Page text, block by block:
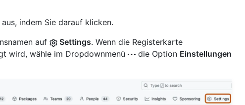
indem Sie darauf klicken.
auf
Settings. Wenn die Registerkarte
wird, wähle im Dropdownmenü
die Option Einstellungen